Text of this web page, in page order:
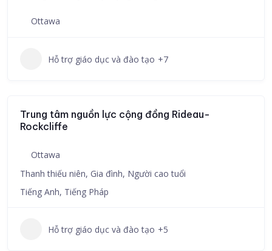
Ottawa
Hỗ trợ giáo dục và đào tạo +7
Trung tâm nguồn lực cộng đồng Rideau-
Rockcliffe
Ottawa
Thanh thiếu niên, Gia đình, Người cao tuổi
Tiếng Anh, Tiếng Pháp
Hỗ trợ giáo dục và đào tạo +5